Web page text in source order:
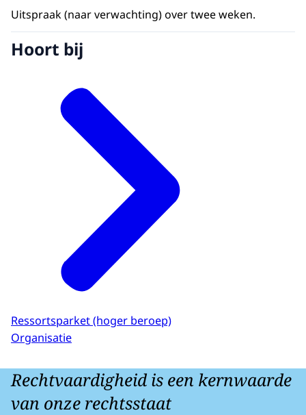
Uitspraak (naar verwachting) over twee weken.
Hoort bij
Ressortsparket (hoger beroep)
Organisatie
Rechtvaardigheid is een kernwaarde
van onze rechtsstaat